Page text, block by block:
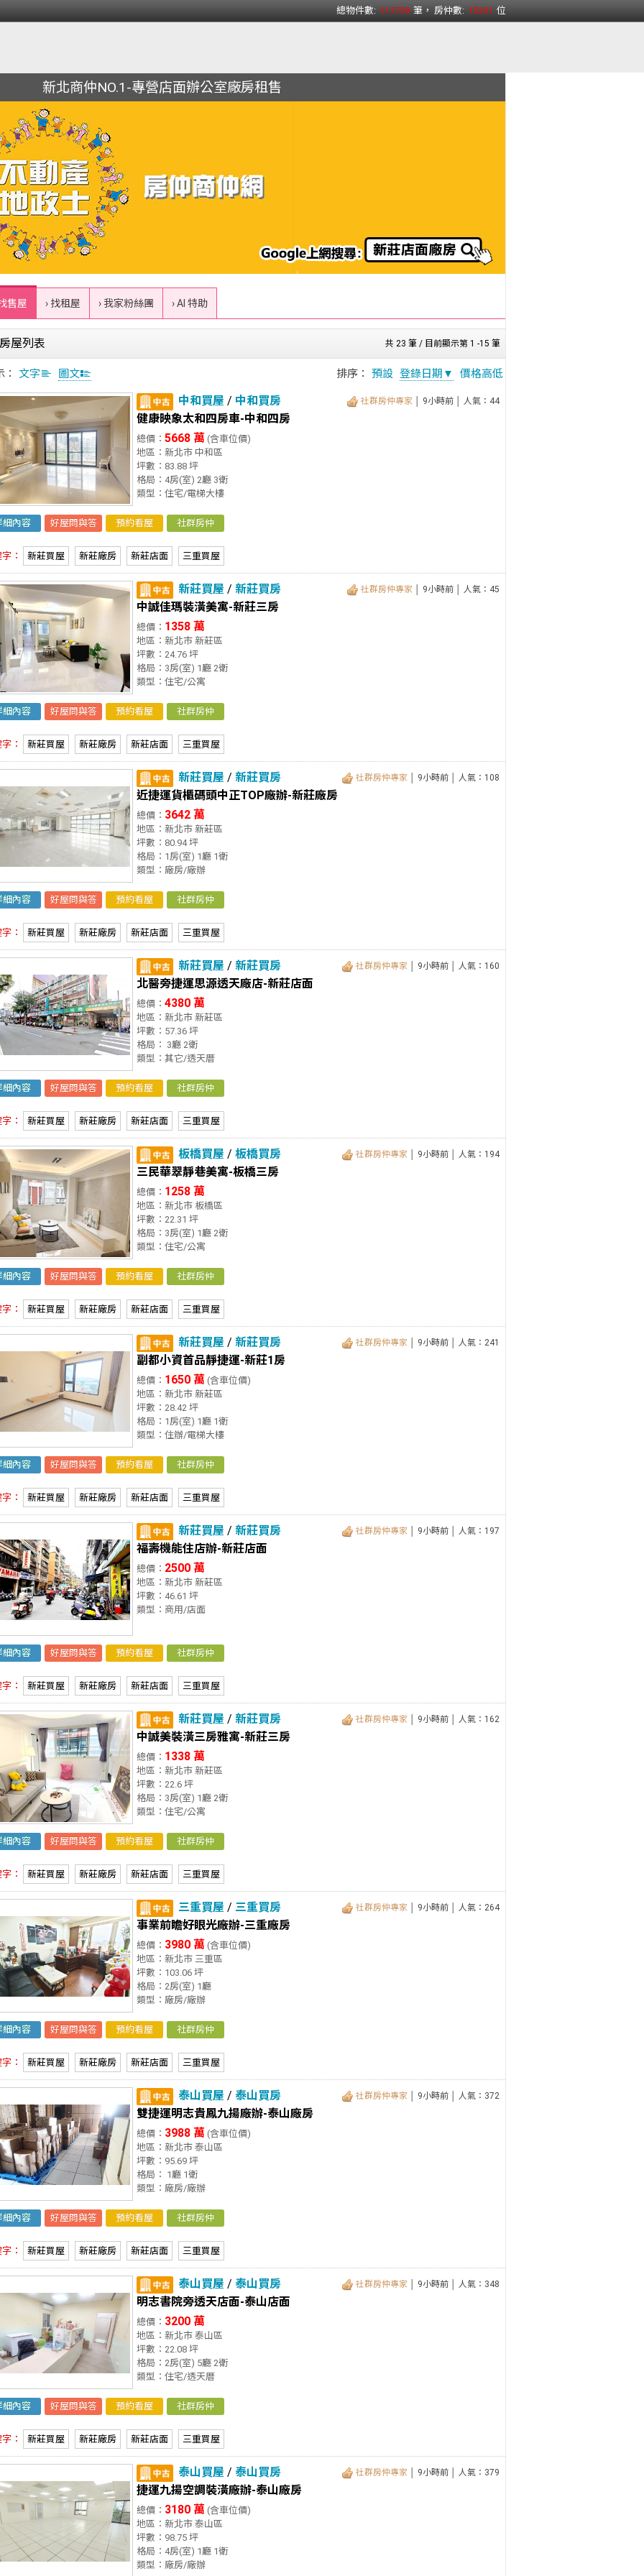
總物件數: 111759 筆， 房仲數: 15331 位
新北商仲NO.1-專營店面辦公室廠房租售
售屋 › 找租屋 › 我家粉絲團 › AI 特助
共 23 筆 / 目前顯示第 1 -15 筆
房屋列表
： 文字 圖文 排序： 預設 登錄日期▼ 價格高低
中和買屋 / 中和買房 社群房仲專家 │ 9小時前 │ 人氣：44
健康映象太和四房車-中和四房
總價： 5668 萬 (含車位價)
地區：新北市 中和區
坪數：83.88 坪
格局：4房(室) 2廳 3衛
類型：住宅/電梯大樓
細內容 好屋問與答 預約看屋 社群房仲
： 新莊買屋 新莊廠房 新莊店面 三重買屋
新莊買屋 / 新莊買房 社群房仲專家 │ 9小時前 │ 人氣：45
中誠佳瑪裝潢美寓-新莊三房
總價： 1358 萬
地區：新北市 新莊區
坪數：24.76 坪
格局：3房(室) 1廳 2衛
類型：住宅/公寓
細內容 好屋問與答 預約看屋 社群房仲
： 新莊買屋 新莊廠房 新莊店面 三重買屋
新莊買屋 / 新莊買房 社群房仲專家 │ 9小時前 │ 人氣：108
近捷運貨櫃碼頭中正TOP廠辦-新莊廠房
總價： 3642 萬
地區：新北市 新莊區
坪數：80.94 坪
格局：1房(室) 1廳 1衛
類型：廠房/廠辦
細內容 好屋問與答 預約看屋 社群房仲
： 新莊買屋 新莊廠房 新莊店面 三重買屋
新莊買屋 / 新莊買房 社群房仲專家 │ 9小時前 │ 人氣：160
北醫旁捷運思源透天廠店-新莊店面
總價： 4380 萬
地區：新北市 新莊區
坪數：57.36 坪
格局： 3廳 2衛
類型：其它/透天厝
細內容 好屋問與答 預約看屋 社群房仲
： 新莊買屋 新莊廠房 新莊店面 三重買屋
板橋買屋 / 板橋買房 社群房仲專家 │ 9小時前 │ 人氣：194
三民華翠靜巷美寓-板橋三房
總價： 1258 萬
地區：新北市 板橋區
坪數：22.31 坪
格局：3房(室) 1廳 2衛
類型：住宅/公寓
細內容 好屋問與答 預約看屋 社群房仲
： 新莊買屋 新莊廠房 新莊店面 三重買屋
新莊買屋 / 新莊買房 社群房仲專家 │ 9小時前 │ 人氣：241
副都小資首品靜捷運-新莊1房
總價： 1650 萬 (含車位價)
地區：新北市 新莊區
坪數：28.42 坪
格局：1房(室) 1廳 1衛
類型：住辦/電梯大樓
細內容 好屋問與答 預約看屋 社群房仲
： 新莊買屋 新莊廠房 新莊店面 三重買屋
新莊買屋 / 新莊買房 社群房仲專家 │ 9小時前 │ 人氣：197
福壽機能住店辦-新莊店面
總價： 2500 萬
地區：新北市 新莊區
坪數：46.61 坪
類型：商用/店面
細內容 好屋問與答 預約看屋 社群房仲
： 新莊買屋 新莊廠房 新莊店面 三重買屋
新莊買屋 / 新莊買房 社群房仲專家 │ 9小時前 │ 人氣：162
中誠美裝潢三房雅寓-新莊三房
總價： 1338 萬
地區：新北市 新莊區
坪數：22.6 坪
格局：3房(室) 1廳 2衛
類型：住宅/公寓
細內容 好屋問與答 預約看屋 社群房仲
： 新莊買屋 新莊廠房 新莊店面 三重買屋
三重買屋 / 三重買房 社群房仲專家 │ 9小時前 │ 人氣：264
事業前瞻好眼光廠辦-三重廠房
總價： 3980 萬 (含車位價)
地區：新北市 三重區
坪數：103.06 坪
格局：2房(室) 1廳
類型：廠房/廠辦
細內容 好屋問與答 預約看屋 社群房仲
： 新莊買屋 新莊廠房 新莊店面 三重買屋
泰山買屋 / 泰山買房 社群房仲專家 │ 9小時前 │ 人氣：372
雙捷運明志貴鳳九揚廠辦-泰山廠房
總價： 3988 萬 (含車位價)
地區：新北市 泰山區
坪數：95.69 坪
格局： 1廳 1衛
類型：廠房/廠辦
細內容 好屋問與答 預約看屋 社群房仲
： 新莊買屋 新莊廠房 新莊店面 三重買屋
泰山買屋 / 泰山買房 社群房仲專家 │ 9小時前 │ 人氣：348
明志書院旁透天店面-泰山店面
總價： 3200 萬
地區：新北市 泰山區
坪數：22.08 坪
格局：2房(室) 5廳 2衛
類型：住宅/透天厝
細內容 好屋問與答 預約看屋 社群房仲
： 新莊買屋 新莊廠房 新莊店面 三重買屋
泰山買屋 / 泰山買房 社群房仲專家 │ 9小時前 │ 人氣：379
捷運九揚空調裝潢廠辦-泰山廠房
總價： 3180 萬 (含車位價)
地區：新北市 泰山區
坪數：98.75 坪
格局：4房(室) 1廳 1衛
類型：廠房/廠辦